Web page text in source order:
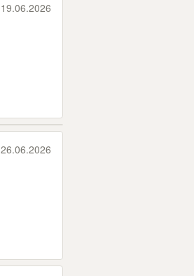
19.06.2026
26.06.2026